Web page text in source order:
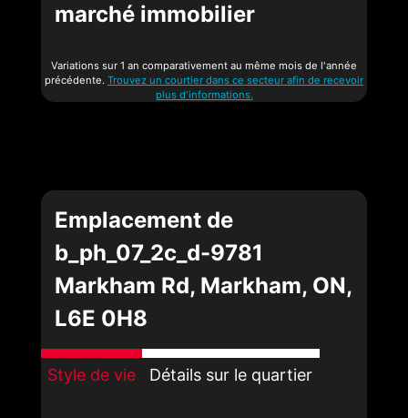
marché immobilier
Variations sur 1 an comparativement au même mois de l'année
précédente. Trouvez un courtier dans ce secteur afin de recevoir
plus d'informations.
Emplacement de
b_ph_07_2c_d-9781
Markham Rd, Markham, ON,
L6E 0H8
Style de vie Détails sur le quartier